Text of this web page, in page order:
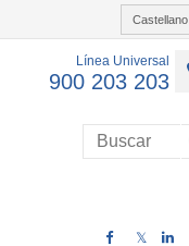
Castellano
Línea Universal
900 203 203
𝕏